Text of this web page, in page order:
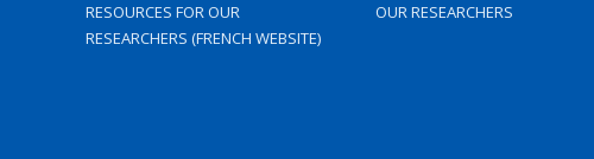
RESOURCES FOR OUR
RESEARCHERS (FRENCH WEBSITE)
OUR RESEARCHERS